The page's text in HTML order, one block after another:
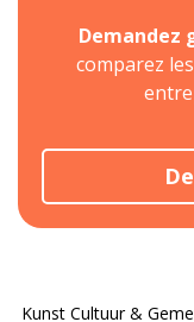
comparez
Kunst Cultuur &